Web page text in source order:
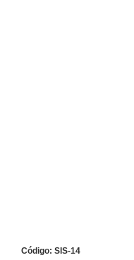
Código: SIS-14